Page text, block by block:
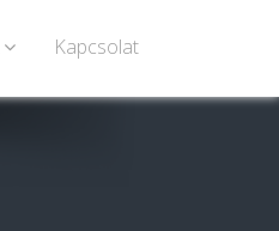
Kapcsolat